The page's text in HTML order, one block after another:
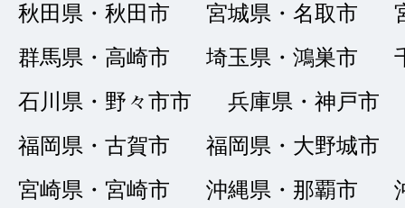
秋田県・秋田市 宮城県・名取市
群馬県・高崎市
埼玉県・鴻巣市
石川県・野々市市
兵庫県・神戸市
福岡県・古賀市
福岡県・大野城市
宮崎県・宮崎市
沖縄県・那覇市